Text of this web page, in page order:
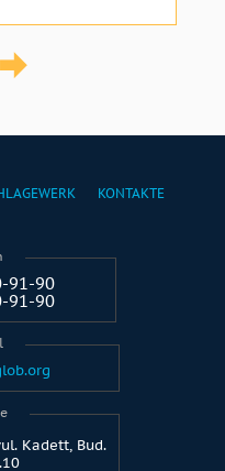
KONTAKTE
91-90
91-90
Kadett, Bud.